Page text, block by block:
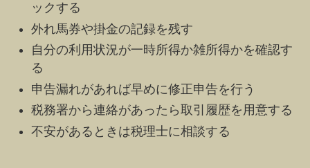
ックする
外れ馬券や掛金の記録を残す
自分の利用状況が一時所得か雑所得かを確認す
る
申告漏れがあれば早めに修正申告を行う
税務署から連絡があったら取引履歴を用意する
不安があるときは税理士に相談する